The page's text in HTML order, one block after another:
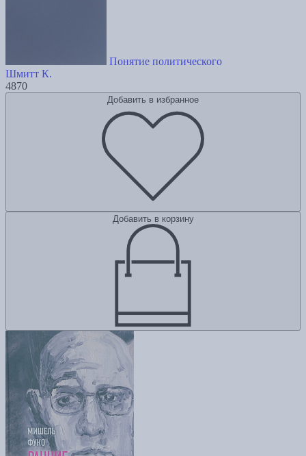
Понятие политического
Шмитт К.
4870
Добавить в избранное
Добавить в корзину